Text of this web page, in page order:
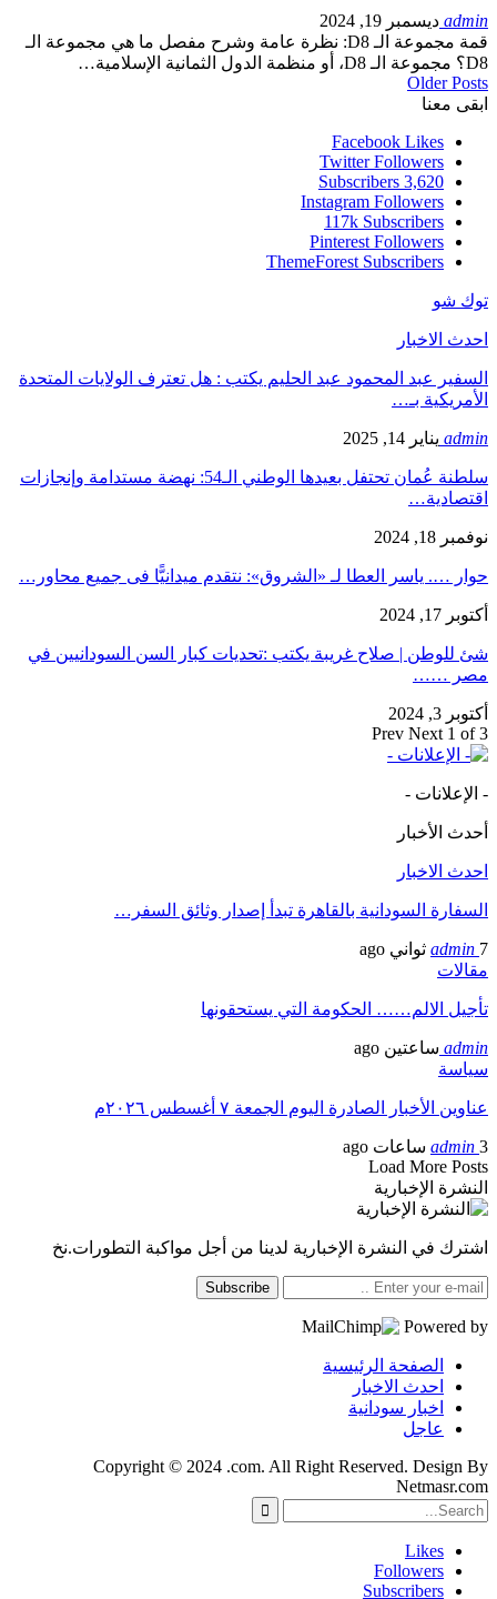
admin ديسمبر 19, 2024
قمة مجموعة الـ D8: نظرة عامة وشرح مفصل ما هي مجموعة الـ
D8؟ مجموعة الـ D8، أو منظمة الدول الثمانية الإسلامية…
Older Posts
ابقى معنا
Facebook Likes
Twitter Followers
3,620
Subscribers
Instagram Followers
117k Subscribers
Pinterest Followers
ThemeForest Subscribers
توك شو
احدث الاخبار
السفير عبد المحمود عبد الحليم يكتب : هل تعترف الولايات المتحدة
الأمريكية بـ…
admin يناير 14, 2025
سلطنة عُمان تحتفل بعيدها الوطني الـ54: نهضة مستدامة وإنجازات
اقتصادية…
نوفمبر 18, 2024
حوار …. ياسر العطا لـ «الشروق»: نتقدم ميدانيًّا فى جميع محاور…
أكتوبر 17, 2024
شئ للوطن | صلاح غريبة يكتب :تحديات كبار السن السودانيين في
مصر ……
أكتوبر 3, 2024
Prev Next 1 of 3
- الإعلانات -
أحدث الأخبار
احدث الاخبار
السفارة السودانية بالقاهرة تبدأ إصدار وثائق السفر…
admin 7 ثواني ago
مقالات
تأجيل الالم…… الحكومة التي يستحقونها
admin ساعتين ago
سياسة
عناوين الأخبار الصادرة اليوم الجمعة ٧ أغسطس ٢٠٢٦م
admin 3 ساعات ago
Load More Posts
النشرة الإخبارية
اشترك في النشرة الإخبارية لدينا من أجل مواكبة التطورات.نخ
Subscribe
Powered by
الصفحة الرئيسية
احدث الاخبار
اخبار سودانية
عاجل
Copyright © 2024 .com. All Right Reserved. Design By
Netmasr.com
Likes
Followers
Subscribers